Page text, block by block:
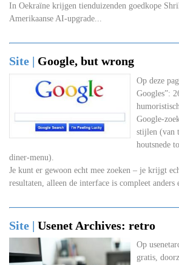
In Oekraïne krijgen tienduizenden goedkope
Amerikaanse AI-upgrade...
Site | Google, but wrong
Op deze
Googles”:
Google-
stijlen (van
houtsnede
diner-menu).
Je kunt er gewoon echt mee zoeken – je krijgt
resultaten, alleen de interface is compleet anders
Site | Usenet Archives: retro
Op
gratis,